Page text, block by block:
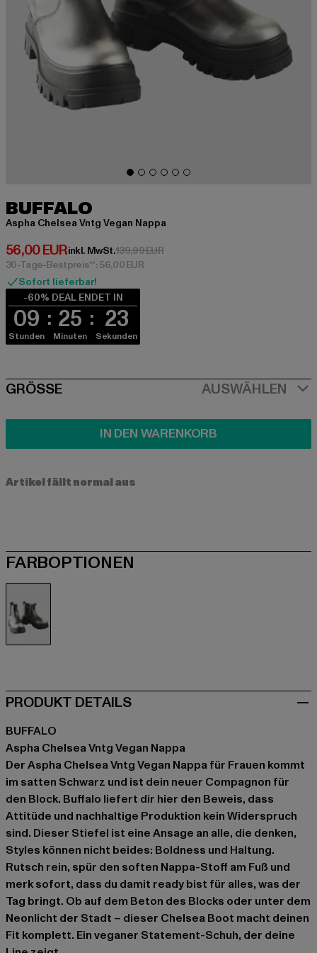
BUFFALO
Aspha Chelsea Vntg Vegan Nappa
56,00 EUR
Derzeitiger Preis: 56,00 EUR
inkl. MwSt.139,99 EURAktionspreis: 139,99 EUR
30-Tage-Bestpreis**: 56,00 EUR
Sofort lieferbar!
-60% DEAL ENDET IN
09
Stunden
25
Minuten
23
Sekunden
SIZE
GRÖSSE AUSWÄHLEN
IN DEN WARENKORB
Artikel fällt normal aus
FARBOPTIONEN
PRODUKT DETAILS
BUFFALO
Aspha Chelsea Vntg Vegan Nappa
Der Aspha Chelsea Vntg Vegan Nappa für Frauen kommt
im satten Schwarz und ist dein neuer Compagnon für
den Block. Buffalo liefert dir hier den Beweis, dass
Attitüde und nachhaltige Produktion kein Widerspruch
sind. Dieser Stiefel ist eine Ansage an alle, die denken,
Styles können nicht beides: Boldness und Haltung.
Rutsch rein, spür den soften Nappa-Stoff am Fuß und
merk sofort, dass du damit ready bist für alles, was der
Tag bringt. Ob auf dem Beton des Blocks oder unter dem
Neonlicht der Stadt – dieser Chelsea Boot macht deinen
Fit komplett. Ein veganer Statement-Schuh, der deine